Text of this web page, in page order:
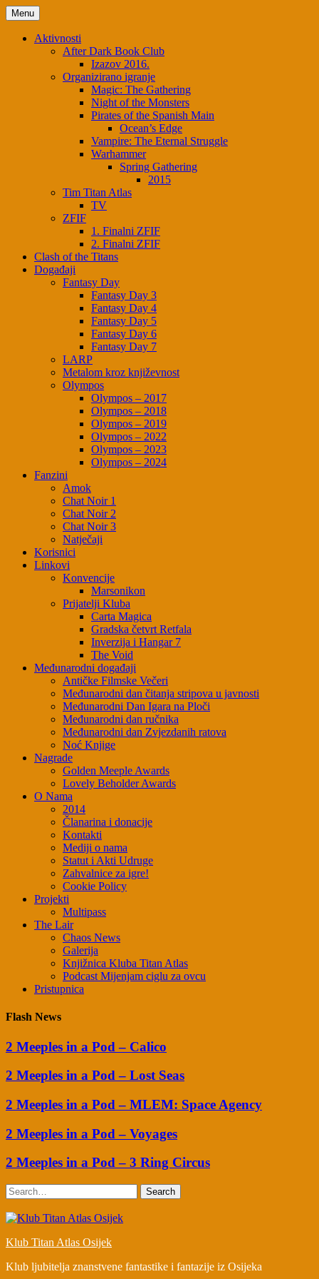
Skip
to
content
Menu
Aktivnosti
After Dark Book Club
Izazov 2016.
Organizirano igranje
Magic: The Gathering
Night of the Monsters
Pirates of the Spanish Main
Ocean’s Edge
Vampire: The Eternal Struggle
Warhammer
Spring Gathering
2015
Tim Titan Atlas
TV
ZFIF
1. Finalni ZFIF
2. Finalni ZFIF
Clash of the Titans
Događaji
Fantasy Day
Fantasy Day 3
Fantasy Day 4
Fantasy Day 5
Fantasy Day 6
Fantasy Day 7
LARP
Metalom kroz književnost
Olympos
Olympos – 2017
Olympos – 2018
Olympos – 2019
Olympos – 2022
Olympos – 2023
Olympos – 2024
Fanzini
Amok
Chat Noir 1
Chat Noir 2
Chat Noir 3
Natječaji
Korisnici
Linkovi
Konvencije
Marsonikon
Prijatelji Kluba
Carta Magica
Gradska četvrt Retfala
Inverzija i Hangar 7
The Void
Međunarodni događaji
Antičke Filmske Večeri
Međunarodni dan čitanja stripova u javnosti
Međunarodni Dan Igara na Ploči
Međunarodni dan ručnika
Međunarodni dan Zvjezdanih ratova
Noć Knjige
Nagrade
Golden Meeple Awards
Lovely Beholder Awards
O Nama
2014
Članarina i donacije
Kontakti
Mediji o nama
Statut i Akti Udruge
Zahvalnice za igre!
Cookie Policy
Projekti
Multipass
The Lair
Chaos News
Galerija
Knjižnica Kluba Titan Atlas
Podcast Mijenjam ciglu za ovcu
Pristupnica
Flash News
2 Meeples in a Pod – Calico
2 Meeples in a Pod – Lost Seas
2 Meeples in a Pod – MLEM: Space Agency
2 Meeples in a Pod – Voyages
2 Meeples in a Pod – 3 Ring Circus
Search
Klub Titan Atlas Osijek
Klub ljubitelja znanstvene fantastike i fantazije iz Osijeka